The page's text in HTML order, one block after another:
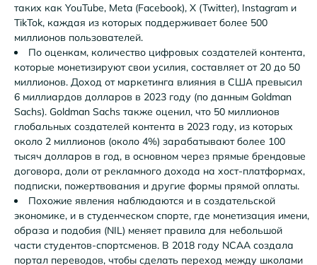
таких как YouTube, Meta (Facebook), X (Twitter), Instagram и
TikTok, каждая из которых поддерживает более 500
миллионов пользователей.
По оценкам, количество цифровых создателей контента,
которые монетизируют свои усилия, составляет от 20 до 50
миллионов. Доход от маркетинга влияния в США превысил
6 миллиардов долларов в 2023 году (по данным Goldman
Sachs). Goldman Sachs также оценил, что 50 миллионов
глобальных создателей контента в 2023 году, из которых
около 2 миллионов (около 4%) зарабатывают более 100
тысяч долларов в год, в основном через прямые брендовые
договора, доли от рекламного дохода на хост-платформах,
подписки, пожертвования и другие формы прямой оплаты.
Похожие явления наблюдаются и в создательской
экономике, и в студенческом спорте, где монетизация имени,
образа и подобия (NIL) меняет правила для небольшой
части студентов-спортсменов. В 2018 году NCAA создала
портал переводов, чтобы сделать переход между школами